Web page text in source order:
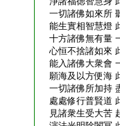
一切諸佛如來所
能生實相智慧燈
十方諸佛無有量
心恒不捨諸如來
能入諸佛大衆會
願海及以方便海
一切諸佛所加持
處處修行普賢道
見諸衆生受大苦